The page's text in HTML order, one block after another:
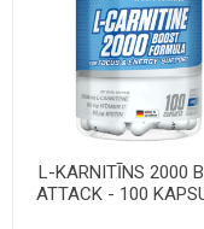
L-KARNITĪNS 2000
ATTACK - 100